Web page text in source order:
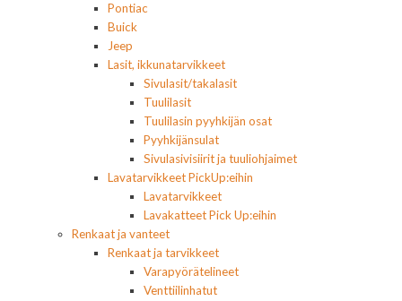
Pontiac
Buick
Jeep
Lasit, ikkunatarvikkeet
Sivulasit/takalasit
Tuulilasit
Tuulilasin pyyhkijän osat
Pyyhkijänsulat
Sivulasivisiirit ja tuuliohjaimet
Lavatarvikkeet PickUp:eihin
Lavatarvikkeet
Lavakatteet Pick Up:eihin
Renkaat ja vanteet
Renkaat ja tarvikkeet
Varapyörätelineet
Venttiilinhatut